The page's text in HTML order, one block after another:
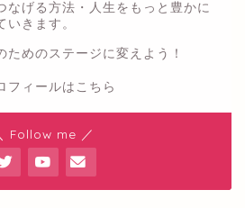
なげる方法・人生をもっと豊かに
いきます。
ためのステージに変えよう！
フィールはこちら
Follow me ／